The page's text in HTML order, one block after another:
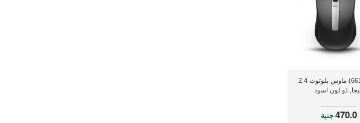
رابو (6610) ماوس بلوتوث 2.4
ذو لون اسود
470.0جنية